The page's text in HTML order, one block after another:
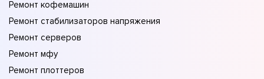
Ремонт кофемашин
Ремонт стабилизаторов напряжения
Ремонт серверов
Ремонт мфу
Ремонт плоттеров